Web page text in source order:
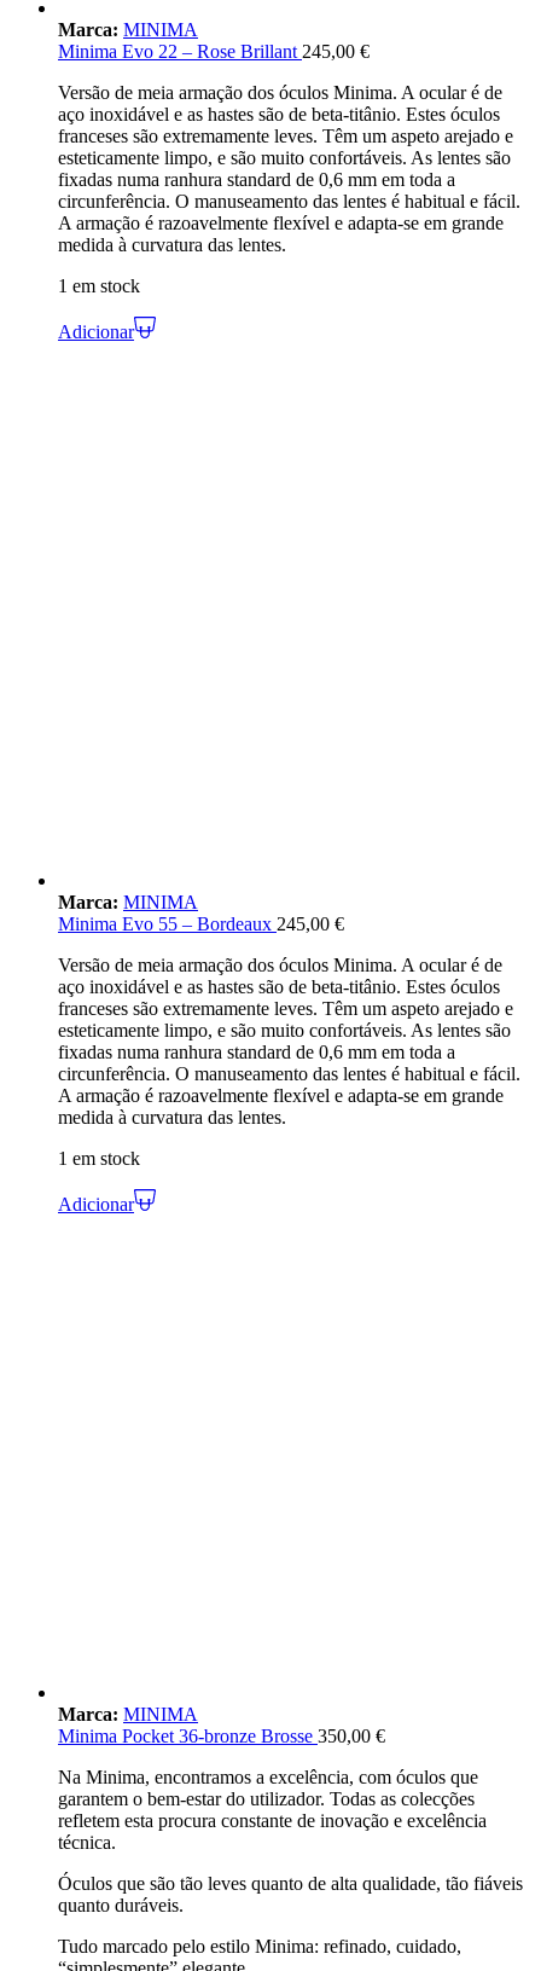
Marca: MINIMA
Minima Evo 22 – Rose Brillant 245,00 €
Versão de meia armação dos óculos Minima. A ocular é de
aço inoxidável e as hastes são de beta-titânio. Estes óculos
franceses são extremamente leves. Têm um aspeto arejado e
esteticamente limpo, e são muito confortáveis. As lentes são
fixadas numa ranhura standard de 0,6 mm em toda a
circunferência. O manuseamento das lentes é habitual e fácil.
A armação é razoavelmente flexível e adapta-se em grande
medida à curvatura das lentes.
1 em stock
Adicionar
Marca: MINIMA
Minima Evo 55 – Bordeaux 245,00 €
Versão de meia armação dos óculos Minima. A ocular é de
aço inoxidável e as hastes são de beta-titânio. Estes óculos
franceses são extremamente leves. Têm um aspeto arejado e
esteticamente limpo, e são muito confortáveis. As lentes são
fixadas numa ranhura standard de 0,6 mm em toda a
circunferência. O manuseamento das lentes é habitual e fácil.
A armação é razoavelmente flexível e adapta-se em grande
medida à curvatura das lentes.
1 em stock
Adicionar
Marca: MINIMA
Minima Pocket 36-bronze Brosse 350,00 €
Na Minima, encontramos a excelência, com óculos que
garantem o bem-estar do utilizador. Todas as colecções
refletem esta procura constante de inovação e excelência
técnica.
Óculos que são tão leves quanto de alta qualidade, tão fiáveis
quanto duráveis.
Tudo marcado pelo estilo Minima: refinado, cuidado,